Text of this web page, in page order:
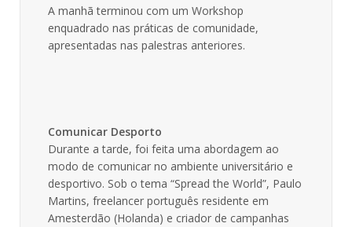
A manhã terminou com um Workshop
enquadrado nas práticas de comunidade,
apresentadas nas palestras anteriores.
Comunicar Desporto
Durante a tarde, foi feita uma abordagem ao
modo de comunicar no ambiente universitário e
desportivo. Sob o tema “Spread the World”, Paulo
Martins, freelancer português residente em
Amesterdão (Holanda) e criador de campanhas